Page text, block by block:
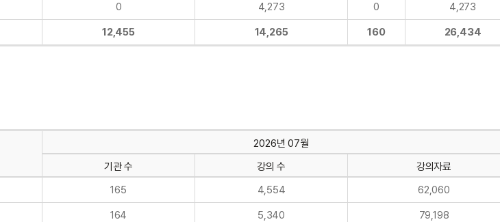
0 4,273 0 4,273
12,455 14,265 160 26,434
2026년 07월
기관 수
강의 수 강의자료
165 4,554 62,060
164 5,340 79,198